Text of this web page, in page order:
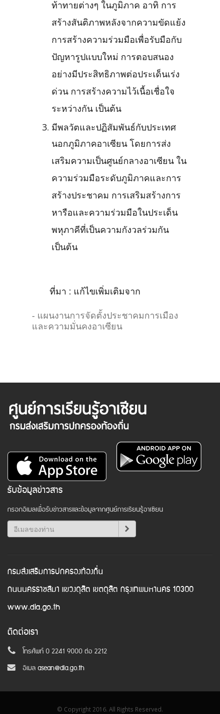
ท้าทายต่างๆ ในภูมิภาค อาทิ การ
สร้างสันติภาพหลังจากความขัดแย้ง
การสร้างความร่วมมือเพื่อรับมือกับ
ปัญหารูปแบบใหม่ การตอบสนอง
อย่างมีประสิทธิภาพต่อประเด็นเร่ง
ด่วน การสร้างความไว้เนื้อเชื่อใจ
ระหว่างกัน เป็นต้น
มีพลวัตและปฏิสัมพันธ์กับประเทศ
นอกภูมิภาคอาเซียน โดยการส่ง
เสริมความเป็นศูนย์กลางอาเซียน ใน
ความร่วมมือระดับภูมิภาคและการ
สร้างประชาคม การเสริมสร้างการ
หารือและความร่วมมือในประเด็น
พหุภาคีที่เป็นความกังวลร่วมกัน
เป็นต้น
ที่มา : แก้ไขเพิ่มเติมจาก
- แผนงานการจัดตั้งประชาคมการเมือง
และความมั่นคงอาเซียน
รับข้อมูลข่าวสาร
กรอกอีเมลเพื่อรับข่าวสารและข้อมูลจากศูนย์การเรียนรู้อาเซียน
กรมส่งเสริมการปกครองท้องถิ่น
ถนนนครราชสีมา แขวงดุสิต เขตดุสิต กรุงเทพมหานคร 10300
www.dla.go.th
ติดต่อเรา
โทรศัพท์ 0 2241 9000 ต่อ 2212
อีเมล asean@dla.go.th
© Copyright 2016. All Rights Reserved.